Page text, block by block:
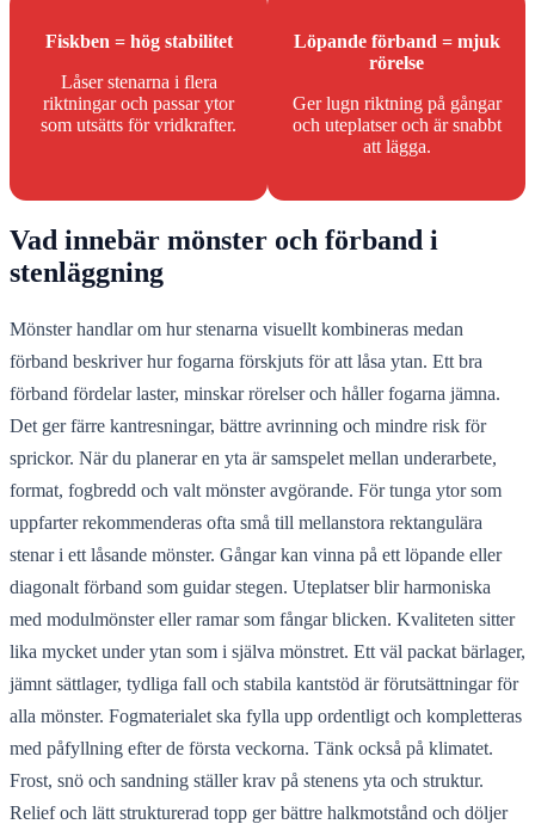
Fiskben = hög stabilitet
Låser stenarna i flera
riktningar och passar ytor
som utsätts för vridkrafter.
Löpande förband = mjuk
rörelse
Ger lugn riktning på gångar
och uteplatser och är snabbt
att lägga.
Vad innebär mönster och förband i
stenläggning
Mönster handlar om hur stenarna visuellt kombineras medan
förband beskriver hur fogarna förskjuts för att låsa ytan. Ett bra
förband fördelar laster, minskar rörelser och håller fogarna jämna.
Det ger färre kantresningar, bättre avrinning och mindre risk för
sprickor. När du planerar en yta är samspelet mellan underarbete,
format, fogbredd och valt mönster avgörande. För tunga ytor som
uppfarter rekommenderas ofta små till mellanstora rektangulära
stenar i ett låsande mönster. Gångar kan vinna på ett löpande eller
diagonalt förband som guidar stegen. Uteplatser blir harmoniska
med modulmönster eller ramar som fångar blicken. Kvaliteten sitter
lika mycket under ytan som i själva mönstret. Ett väl packat bärlager,
jämnt sättlager, tydliga fall och stabila kantstöd är förutsättningar för
alla mönster. Fogmaterialet ska fylla upp ordentligt och kompletteras
med påfyllning efter de första veckorna. Tänk också på klimatet.
Frost, snö och sandning ställer krav på stenens yta och struktur.
Relief och lätt strukturerad topp ger bättre halkmotstånd och döljer